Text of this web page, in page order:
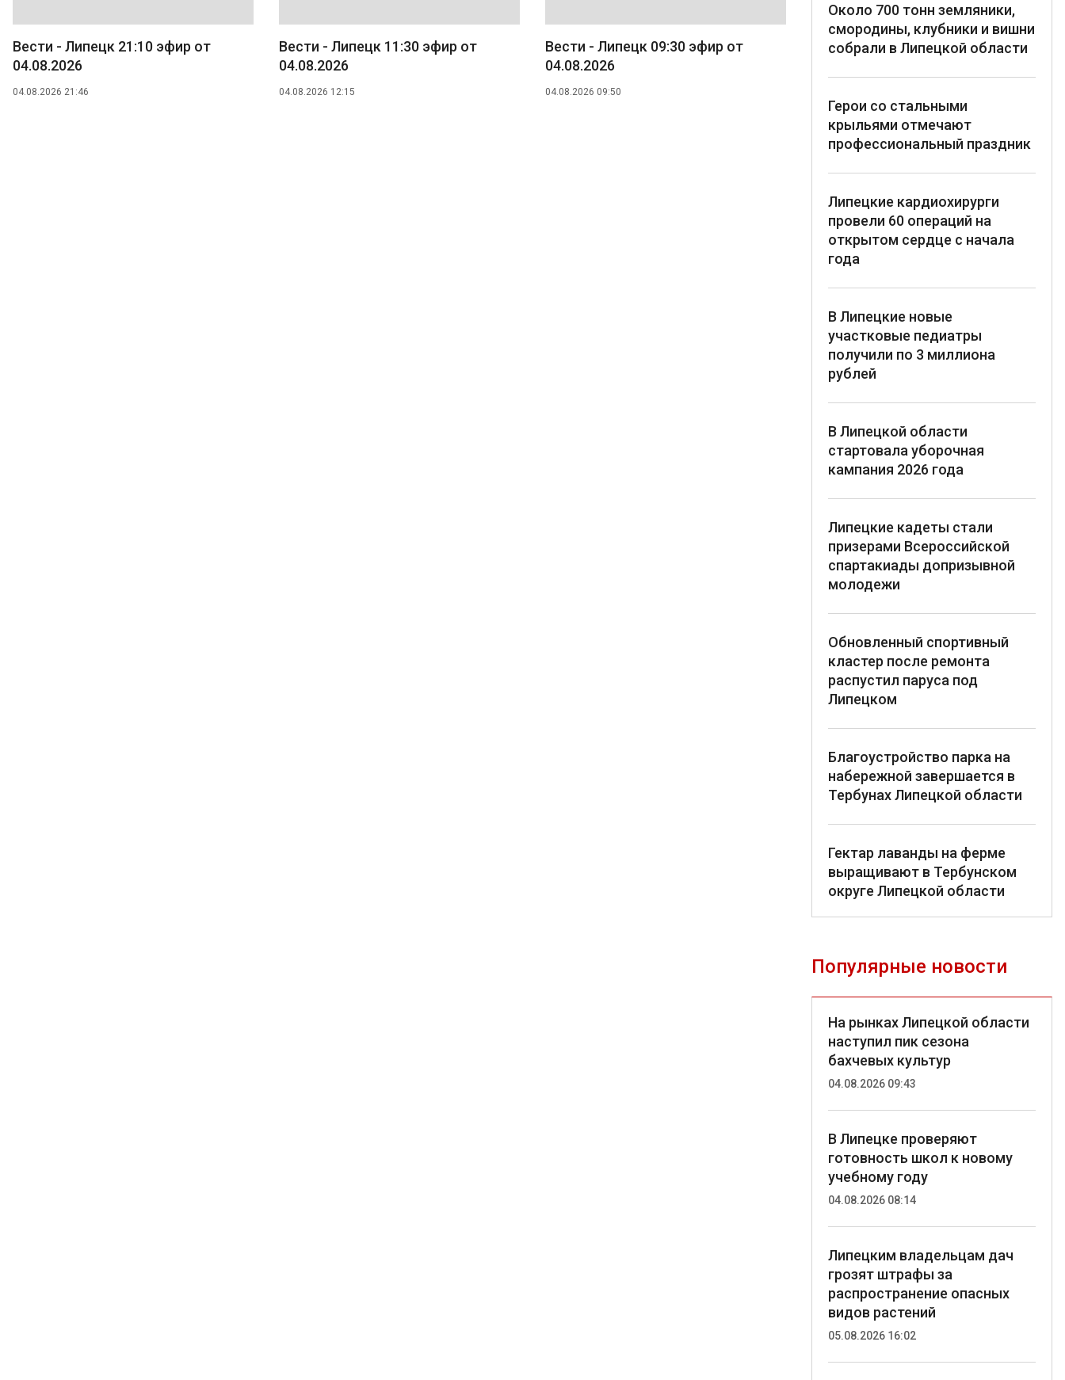
Вести - Липецк 21:10 эфир от
04.08.2026
04.08.2026 21:46
Вести - Липецк 11:30 эфир от
04.08.2026
04.08.2026 12:15
Вести - Липецк 09:30 эфир от
04.08.2026
04.08.2026 09:50
Около 700 тонн земляники,
смородины, клубники и вишни
собрали в Липецкой области
Герои со стальными
крыльями отмечают
профессиональный праздник
Липецкие кардиохирурги
провели 60 операций на
открытом сердце с начала
года
В Липецкие новые
участковые педиатры
получили по 3 миллиона
рублей
В Липецкой области
стартовала уборочная
кампания 2026 года
Липецкие кадеты стали
призерами Всероссийской
спартакиады допризывной
молодежи
Обновленный спортивный
кластер после ремонта
распустил паруса под
Липецком
Благоустройство парка на
набережной завершается в
Тербунах Липецкой области
Гектар лаванды на ферме
выращивают в Тербунском
округе Липецкой области
Популярные новости
На рынках Липецкой области
наступил пик сезона
бахчевых культур
04.08.2026 09:43
В Липецке проверяют
готовность школ к новому
учебному году
04.08.2026 08:14
Липецким владельцам дач
грозят штрафы за
распространение опасных
видов растений
05.08.2026 16:02